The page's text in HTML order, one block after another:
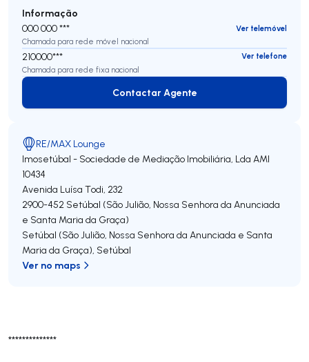
**************
Informação
000 000 ***
Ver telemóvel
Chamada para rede móvel nacional
210000***
Ver telefone
Chamada para rede fixa nacional
Contactar Agente
Contactar Agente
RE/MAX Lounge
Imosetúbal - Sociedade de Mediação Imobiliária, Lda AMI
10434
Avenida Luísa Todi, 232
2900-452 Setúbal (São Julião, Nossa Senhora da Anunciada
e Santa Maria da Graça)
Setúbal (São Julião, Nossa Senhora da Anunciada e Santa
Maria da Graça), Setúbal
Ver no maps